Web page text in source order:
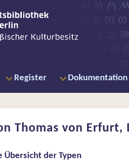
Register Dokumentation
Thomas von Erfurt,
Übersicht der Typen